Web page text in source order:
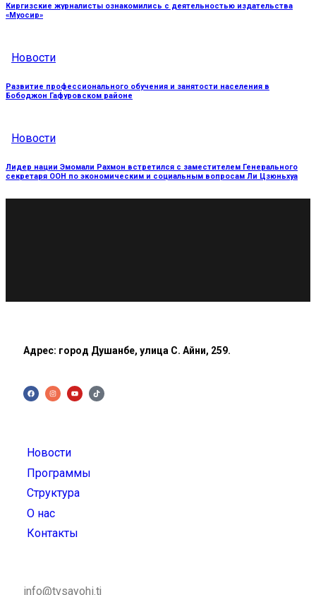
Киргизские журналисты ознакомились с деятельностью издательства
«Муосир»
Новости
Развитие профессионального обучения и занятости населения в
Бободжон Гафуровском районе
Новости
Лидер нации Эмомали Рахмон встретился с заместителем Генерального
секретаря ООН по экономическим и социальным вопросам Ли Цзюньхуа
Адрес: город Душанбе, улица С. Айни, 259.
Новости
Программы
Структура
О нас
Контакты
info@tvsayohi.tj